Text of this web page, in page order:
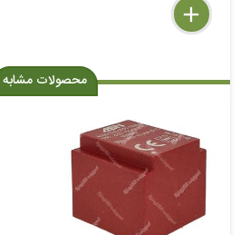
delete
remove
add
محصولات مشابه